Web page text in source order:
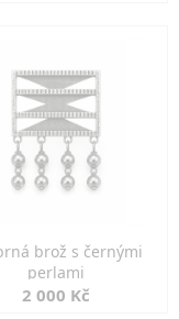
brož s černými
perlami
2 000 Kč